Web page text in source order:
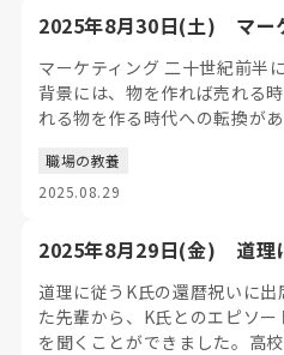
2025年8月30日(土) マー
マーケティング 二十世紀前半
背景には、物を作れば売れる
れる物を作る時代への転換が
職場の教養
2025.08.29
2025年8月29日(金) 道理
道理に従うK氏の還暦祝いに
た先輩から、K氏とのエピソ
を聞くことができました。高